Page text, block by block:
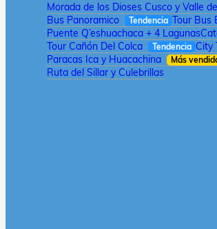
Morada de los Dioses Cusco y Valle
Bus Panoramico Tendencia Tour Bus
Puente Q’eshuachaca + 4 Lagunas
Tour Cañón Del Colca
Tendencia City
Paracas Ica y Huacachina Más
Ruta del Sillar y Culebrillas